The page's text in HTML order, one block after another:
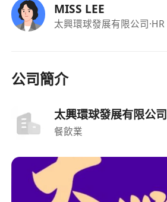
MISS LEE
太興環球發展有限公司·HR
公司簡介
太興環球發展有限公司
餐飲業